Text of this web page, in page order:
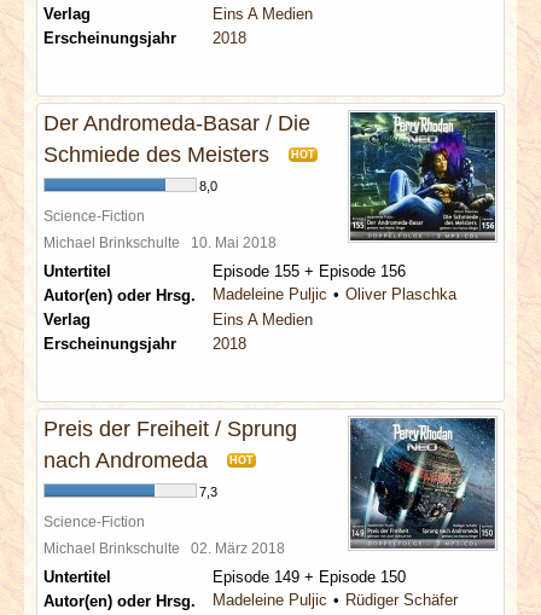
Verlag
Eins A Medien
Erscheinungsjahr
2018
Der Andromeda-Basar / Die
Schmiede des Meisters
HOT
8,0
Science-Fiction
Michael Brinkschulte 10. Mai 2018
Untertitel
Episode 155 + Episode 156
Autor(en) oder Hrsg.
Madeleine Puljic
Oliver Plaschka
Verlag
Eins A Medien
Erscheinungsjahr
2018
Preis der Freiheit / Sprung
nach Andromeda
HOT
7,3
Science-Fiction
Michael Brinkschulte 02. März 2018
Untertitel
Episode 149 + Episode 150
Autor(en) oder Hrsg.
Madeleine Puljic
Rüdiger Schäfer